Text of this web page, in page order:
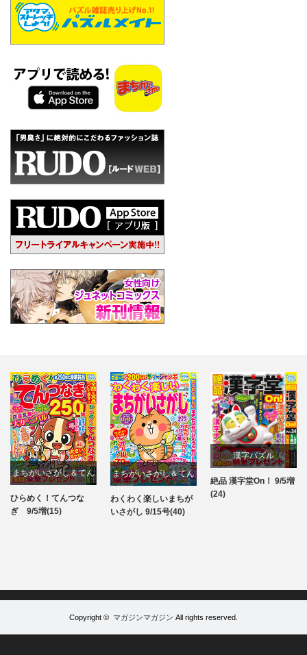
まちがいさがし＆てん
つなぎ
パズル
ひらめく！てんつな
ぎ 9/5増(15)
まちがいさがし＆てん
つなぎ
パズル
わくわく楽しいまちが
いさがし 9/15号(40)
漢字パズル
パズル
絶品 漢字堂On！ 9/5増
(24)
Copyright © マガジンマガジン All rights reserved.